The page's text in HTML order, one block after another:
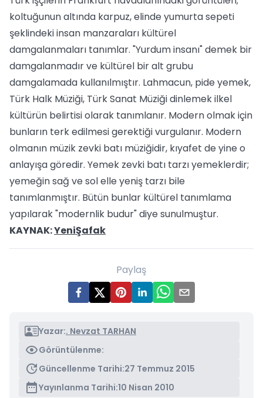
koltuğunun altında karpuz, elinde yumurta sepeti
şeklindeki insan manzaraları kültürel
damgalanmaları tanımlar. "Yurdum insanı" demek bir
damgalanmadır ve kültürel bir alt grubu
damgalamada kullanılmıştır. Lahmacun, pide yemek,
Türk Halk Müziği, Türk Sanat Müziği dinlemek ilkel
kültürün belirtisi olarak tanımlanır. Modern olmak için
bunların terk edilmesi gerektiği vurgulanır. Modern
olmanın müzik zevki batı müziğidir, kıyafet de yine o
anlayışa göredir. Yemek zevki batı tarzı yemeklerdir;
yemeğin sağ ve sol elle yeniş tarzı bile
tanımlanmıştır. Bütün bunlar kültürel tanımlama
yapılarak "modernlik budur" diye sunulmuştur.
KAYNAK:YeniŞafak
Paylaş
Yazar:. Nevzat TARHAN
Görüntülenme:
Güncellenme Tarihi:27 Temmuz 2015
Yayınlanma Tarihi:10 Nisan 2010